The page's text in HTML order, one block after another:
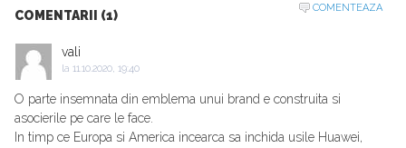
COMENTARII (1)
COMENTEAZA
vali
la 11.10.2020, 19:40
O parte insemnata din emblema unui brand e construita si
asocierile pe care le face.
In timp ce Europa si America incearca sa inchida usile Huawei,